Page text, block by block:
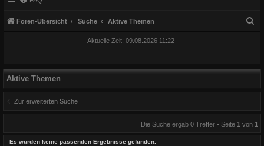
Foren-Übersicht Suche Aktive Themen
Aktuelle Zeit: 09.08.2026 11:22
Aktive Themen
Zur erweiterten Suche
Die Suche ergab 0 Treffer • Seite 1 von 1
Es wurden keine passenden Ergebnisse gefunden.